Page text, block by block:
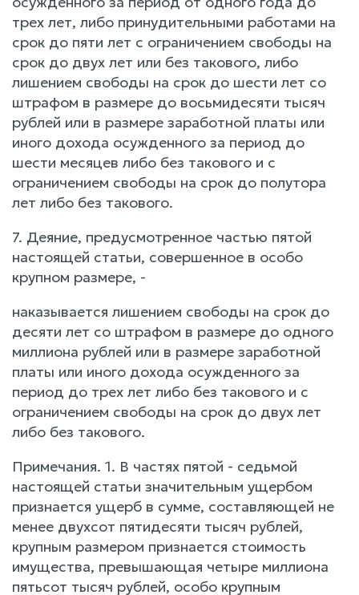
трех лет, либо принудительными работами на
срок до пяти лет с ограничением свободы на
срок до двух лет или без такового, либо
лишением свободы на срок до шести лет со
штрафом в размере до восьмидесяти тысяч
рублей или в размере заработной платы или
иного дохода осужденного за период до
шести месяцев либо без такового и с
ограничением свободы на срок до полутора
лет либо без такового.
7. Деяние, предусмотренное частью пятой
настоящей статьи, совершенное в особо
крупном размере, -
наказывается лишением свободы на срок до
десяти лет со штрафом в размере до одного
миллиона рублей или в размере заработной
платы или иного дохода осужденного за
период до трех лет либо без такового и с
ограничением свободы на срок до двух лет
либо без такового.
Примечания. 1. В частях пятой - седьмой
настоящей статьи значительным ущербом
признается ущерб в сумме, составляющей не
менее двухсот пятидесяти тысяч рублей,
крупным размером признается стоимость
имущества, превышающая четыре миллиона
пятьсот тысяч рублей, особо крупным